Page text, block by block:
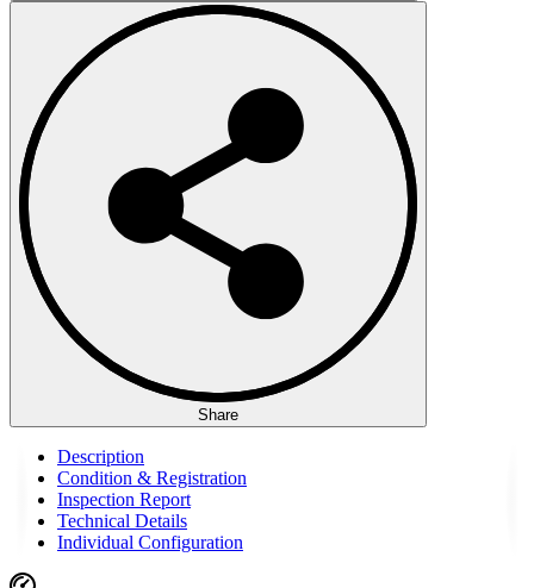
Share
Description
Condition & Registration
Inspection Report
Technical Details
Individual Configuration